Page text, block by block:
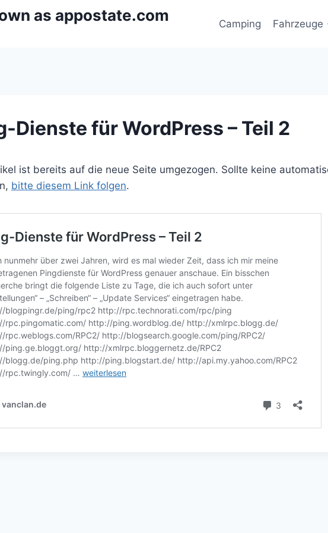
as appostate.com Camping Fahrzeuge
Dienste für WordPress – Teil 2
ist bereits auf die neue Seite umgezogen. Sollte keine
bitte diesem Link folgen.